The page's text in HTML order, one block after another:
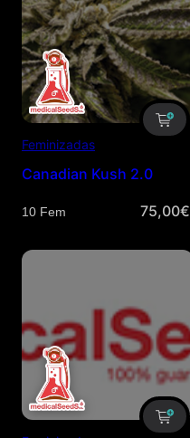
Feminizadas
Canadian Kush 2.0
Cantidad 75,00€